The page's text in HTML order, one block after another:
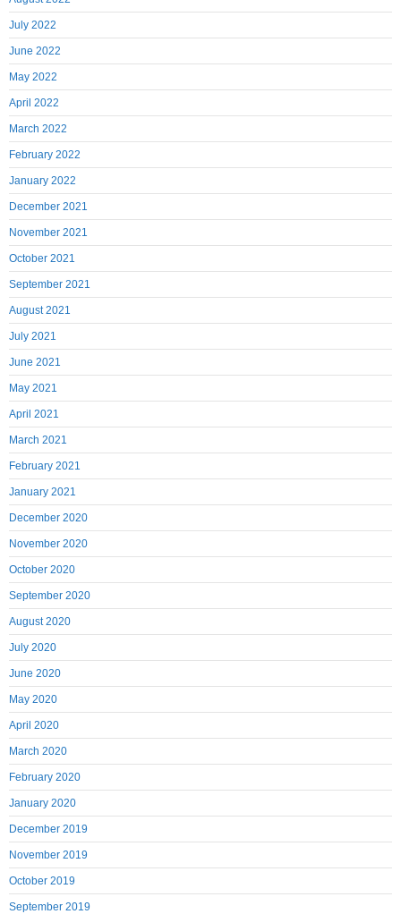
July 2022
June 2022
May 2022
April 2022
March 2022
February 2022
January 2022
December 2021
November 2021
October 2021
September 2021
August 2021
July 2021
June 2021
May 2021
April 2021
March 2021
February 2021
January 2021
December 2020
November 2020
October 2020
September 2020
August 2020
July 2020
June 2020
May 2020
April 2020
March 2020
February 2020
January 2020
December 2019
November 2019
October 2019
September 2019